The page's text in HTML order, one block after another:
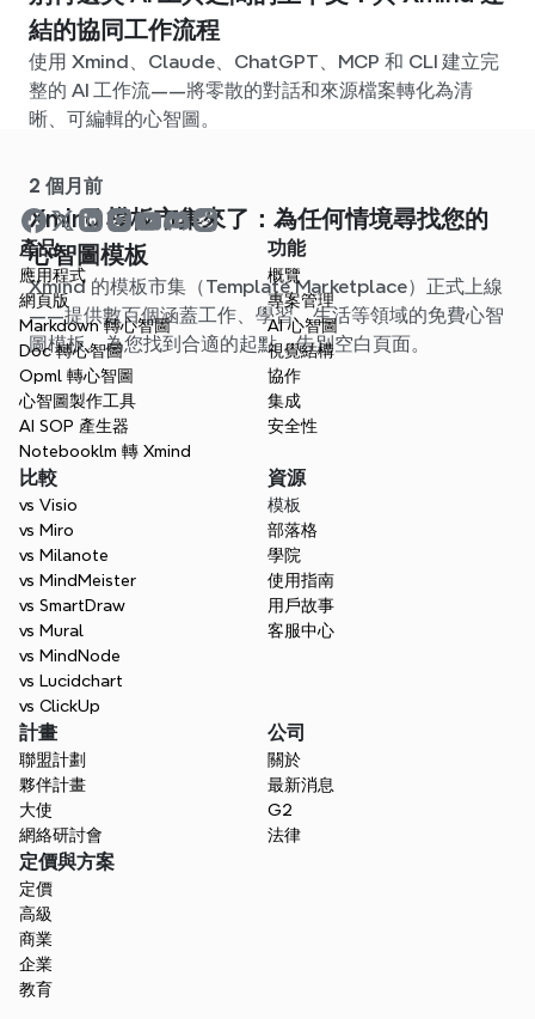
結的協同工作流程
使用 Xmind、Claude、ChatGPT、MCP 和 CLI 建立完
整的 AI 工作流——將零散的對話和來源檔案轉化為清
晰、可編輯的心智圖。
2 個月前
Xmind 模板市集來了：為任何情境尋找您的
心智圖模板
Xmind 的模板市集（Template Marketplace）正式上線
——提供數百個涵蓋工作、學習、生活等領域的免費心智
圖模板。為您找到合適的起點，告別空白頁面。
產品
應用程式
網頁版
Markdown 轉心智圖
Doc 轉心智圖
Opml 轉心智圖
心智圖製作工具
AI SOP 產生器
Notebooklm 轉 Xmind
功能
概覽
專案管理
AI 心智圖
視覺結構
協作
集成
安全性
比較
vs Visio
vs Miro
vs Milanote
vs MindMeister
vs SmartDraw
vs Mural
vs MindNode
vs Lucidchart
vs ClickUp
資源
模板
部落格
學院
使用指南
用戶故事
客服中心
計畫
聯盟計劃
夥伴計畫
大使
網絡研討會
公司
關於
最新消息
G2
法律
定價與方案
定價
高級
商業
企業
教育